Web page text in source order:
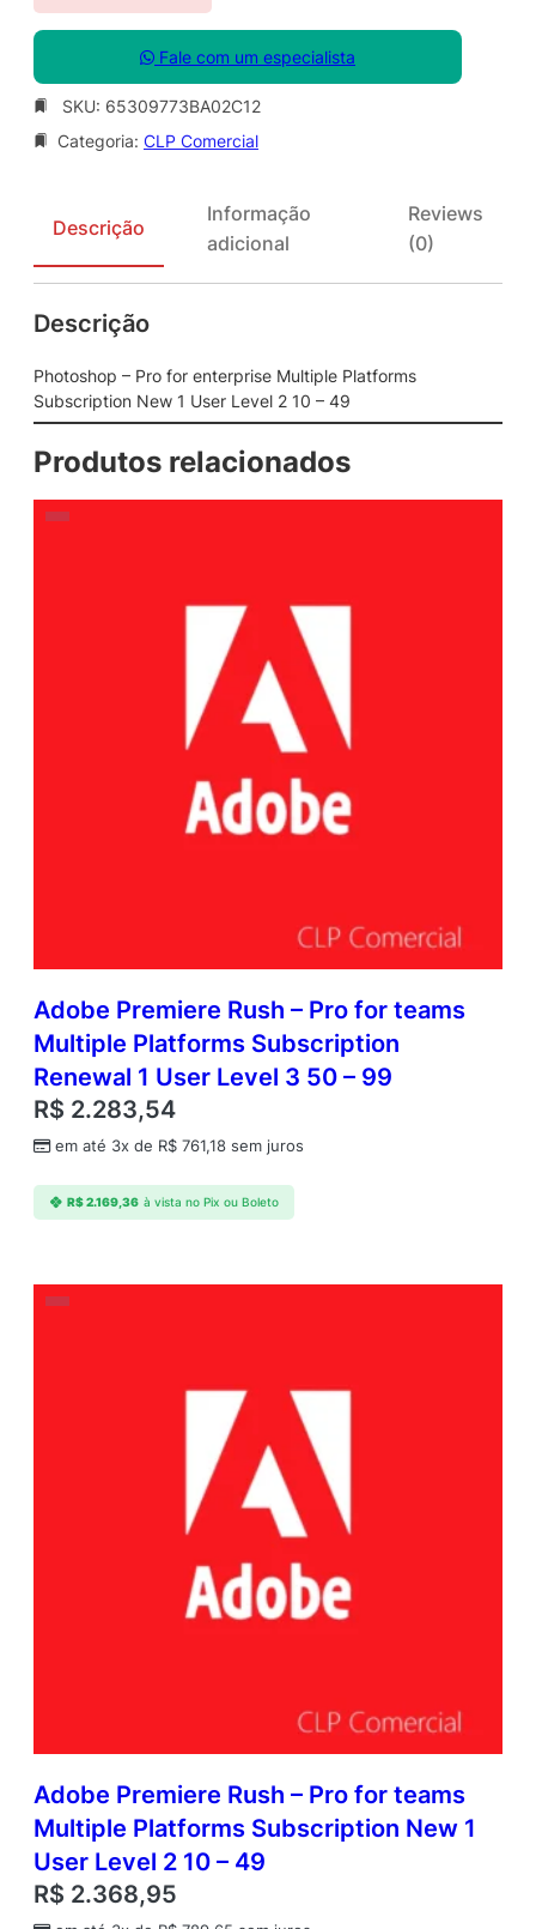
Fale com um especialista
SKU: 65309773BA02C12
Categoria: CLP Comercial
Descrição
Informação
adicional
Reviews
(0)
Descrição
Photoshop – Pro for enterprise Multiple Platforms
Subscription New 1 User Level 2 10 – 49
Produtos relacionados
Adobe Premiere Rush – Pro for teams
Multiple Platforms Subscription
Renewal 1 User Level 3 50 – 99
R$ 2.283,54
em até 3x de R$ 761,18 sem juros
R$2.169,36 à vista no Pix ou Boleto
Adobe Premiere Rush – Pro for teams
Multiple Platforms Subscription New 1
User Level 2 10 – 49
R$ 2.368,95